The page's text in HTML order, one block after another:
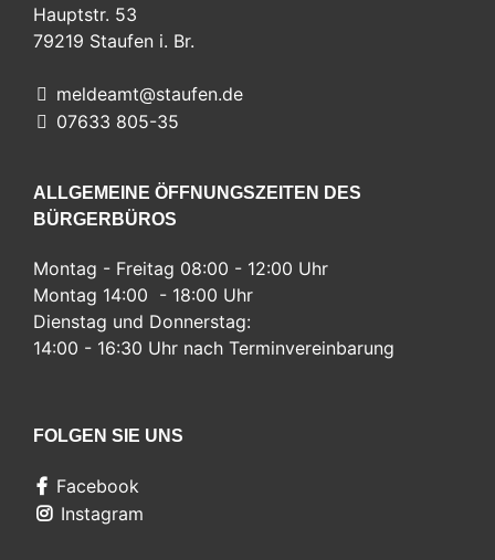
Hauptstr. 53
79219 Staufen i. Br.
meldeamt@staufen.de
07633 805-35
ALLGEMEINE ÖFFNUNGSZEITEN DES
BÜRGERBÜROS
Montag - Freitag 08:00 - 12:00 Uhr
Montag 14:00 - 18:00 Uhr
Dienstag und Donnerstag:
14:00 - 16:30 Uhr nach Terminvereinbarung
FOLGEN SIE UNS
Facebook
Instagram